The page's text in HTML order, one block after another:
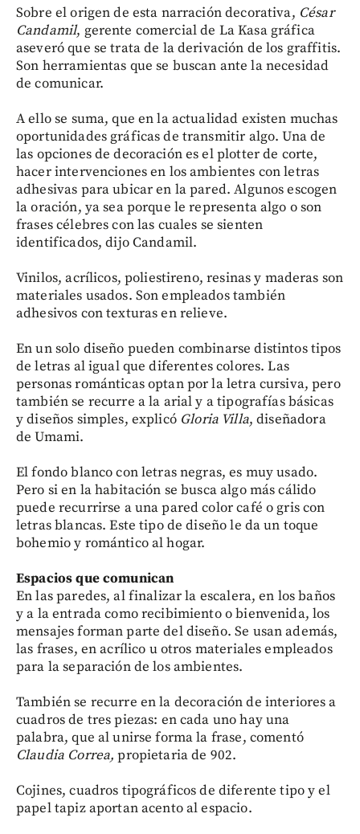
Sobre el origen de esta narración decorativa, César
Candamil, gerente comercial de La Kasa gráfica
aseveró que se trata de la derivación de los graffitis.
Son herramientas que se buscan ante la necesidad
de comunicar.
A ello se suma, que en la actualidad existen muchas
oportunidades gráficas de transmitir algo. Una de
las opciones de decoración es el plotter de corte,
hacer intervenciones en los ambientes con letras
adhesivas para ubicar en la pared. Algunos escogen
la oración, ya sea porque le representa algo o son
frases célebres con las cuales se sienten
identificados, dijo Candamil.
Vinilos, acrílicos, poliestireno, resinas y maderas son
materiales usados. Son empleados también
adhesivos con texturas en relieve.
En un solo diseño pueden combinarse distintos tipos
de letras al igual que diferentes colores. Las
personas románticas optan por la letra cursiva, pero
también se recurre a la arial y a tipografías básicas
y diseños simples, explicó Gloria Villa, diseñadora
de Umami.
El fondo blanco con letras negras, es muy usado.
Pero si en la habitación se busca algo más cálido
puede recurrirse a una pared color café o gris con
letras blancas. Este tipo de diseño le da un toque
bohemio y romántico al hogar.
Espacios que comunican
En las paredes, al finalizar la escalera, en los baños
y a la entrada como recibimiento o bienvenida, los
mensajes forman parte del diseño. Se usan además,
las frases, en acrílico u otros materiales empleados
para la separación de los ambientes.
También se recurre en la decoración de interiores a
cuadros de tres piezas: en cada uno hay una
palabra, que al unirse forma la frase, comentó
Claudia Correa, propietaria de 902.
Cojines, cuadros tipográficos de diferente tipo y el
papel tapiz aportan acento al espacio.